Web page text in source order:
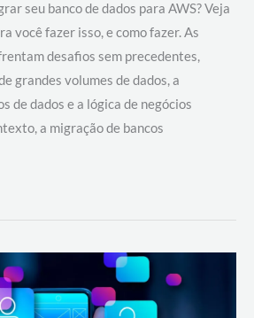
seu banco de dados para AWS? Veja
você fazer isso, e como fazer. As
desafios sem precedentes,
grandes volumes de dados, a
de dados e a lógica de negócios
a migração de bancos